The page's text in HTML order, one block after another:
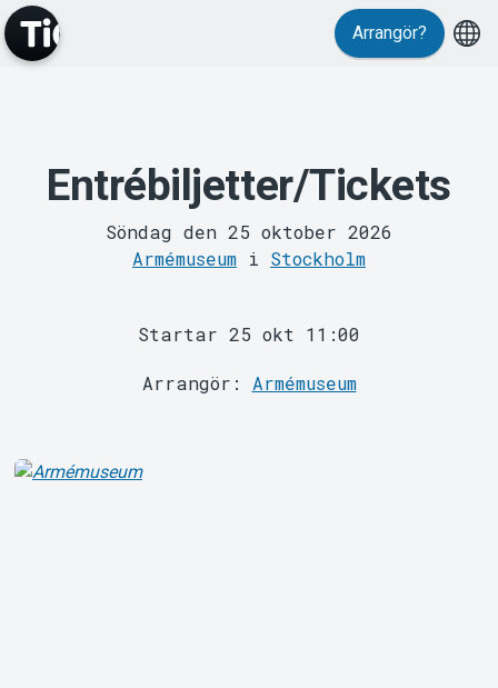
MyTickster
Support
Arrangör?
Entrébiljetter/Tickets
Söndag den 25 oktober 2026
Armémuseum i Stockholm
Startar 25 okt 11:00
Arrangör: Armémuseum